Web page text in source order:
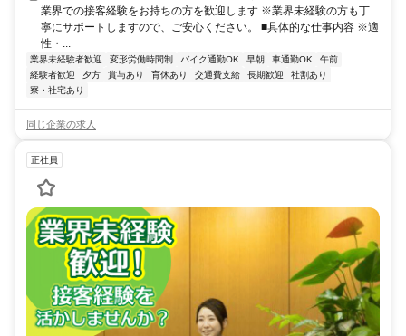
業界での接客経験をお持ちの方を歓迎します ※業界未経験の方も丁
寧にサポートしますので、ご安心ください。 ■具体的な仕事内容 ※適
性・...
業界未経験者歓迎 変形労働時間制 バイク通勤OK 早朝 車通勤OK
午前
経験者歓迎
夕方 賞与あり 育休あり 交通費支給 長期歓迎
社割あり
寮・社宅あり
同じ企業の求人
正社員